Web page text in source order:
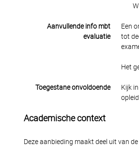
Aanvullende info mbt
evaluatie
Een
tot
Het
Toegestane onvoldoende
Kijk
Academische context
Deze aanbieding maakt deel uit van